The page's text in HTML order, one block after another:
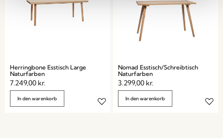
Herringbone Esstisch Large
Naturfarben
7.249,00 kr.
In den warenkorb
Nomad Esstisch/Schreibtisch
Naturfarben
3.299,00 kr.
In den warenkorb